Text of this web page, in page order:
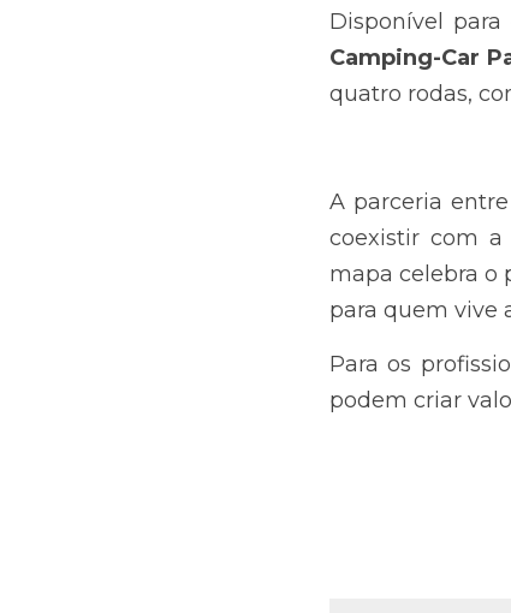
Disponível
Camping-Car
quatro rodas,
A parceria
coexistir com
mapa celebra o
para quem vive
Para os
podem criar